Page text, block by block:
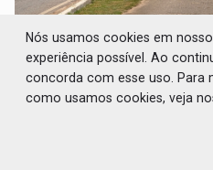
HELICÓPTERO
perna amputada em
BR-319
Polícia 05 de Agosto de
Em razão do estado
Nós usamos cookies em
experiência possível. Ao
concorda com esse uso. Para
como usamos cookies, veja